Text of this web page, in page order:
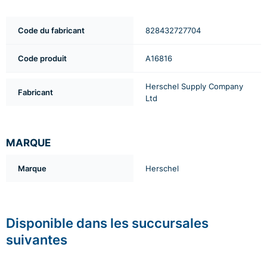
Code du fabricant 828432727704
Code produit A16816
Fabricant
Herschel Supply Company
Ltd
MARQUE
Marque Herschel
Disponible dans les succursales
suivantes